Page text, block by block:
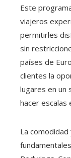
Este
viajeros
permitirles
sin
países de
clientes la
lugares en un
hacer escalas
La